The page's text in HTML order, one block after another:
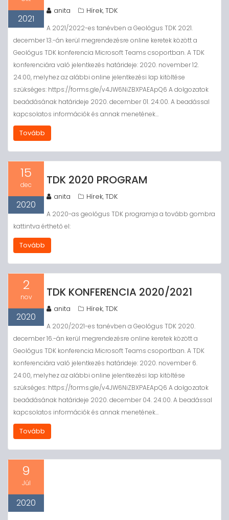
2021
anita Hírek,TDK
A 2021/2022-es tanévben a Geológus TDK 2021.
december 13.-án kerül megrendezésre online keretek között a
Geológus TDK konferencia Microsoft Teams csoportban. A TDK
konferenciára való jelentkezés határideje: 2020. november 12.
24:00, melyhez az alábbi online jelentkezési lap kitöltése
szükséges: https://forms.gle/v4JW6NiZBXPAEApQ6 A dolgozatok
beaádásának határideje 2020. december 01. 24:00. A beadással
kapcsolatos információk és annak menetének…
Tovább
15
dec
2020
TDK 2020 PROGRAM
anita Hírek,TDK
A 2020-as geológus TDK programja a tovább gombra
kattintva érthető el:
Tovább
2
nov
2020
TDK KONFERENCIA 2020/2021
anita Hírek,TDK
A 2020/2021-es tanévben a Geológus TDK 2020.
december 16.-án kerül megrendezésre online keretek között a
Geológus TDK konferencia Microsoft Teams csoportban. A TDK
konferenciára való jelentkezés határideje: 2020. november 6.
24:00, melyhez az alábbi online jelentkezési lap kitöltése
szükséges: https://forms.gle/v4JW6NiZBXPAEApQ6 A dolgozatok
beaádásának határideje 2020. december 04. 24:00. A beadással
kapcsolatos információk és annak menetének…
Tovább
9
Júl
2020